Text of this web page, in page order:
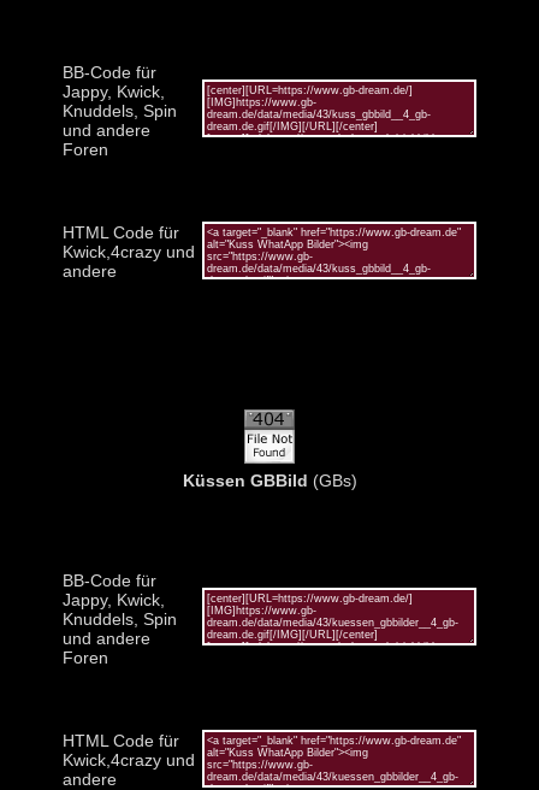
BB-Code für
Jappy, Kwick,
Knuddels, Spin
und andere
Foren
HTML Code für
Kwick,4crazy und
andere
Küssen GBBild (GBs)
BB-Code für
Jappy, Kwick,
Knuddels, Spin
und andere
Foren
HTML Code für
Kwick,4crazy und
andere